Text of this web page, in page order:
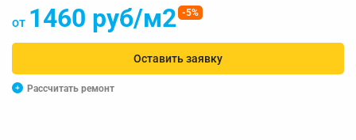
от 1460 руб/м2 -5%
Оставить заявку
Рассчитать ремонт